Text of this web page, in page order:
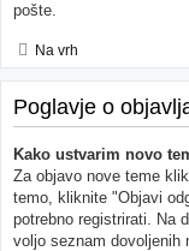
pošte.
Na vrh
Poglavje o
Kako ustvarim novo
Za objavo nove teme
temo, kliknite "Objavi
potrebno registrirati. Na
voljo seznam dovoljenih